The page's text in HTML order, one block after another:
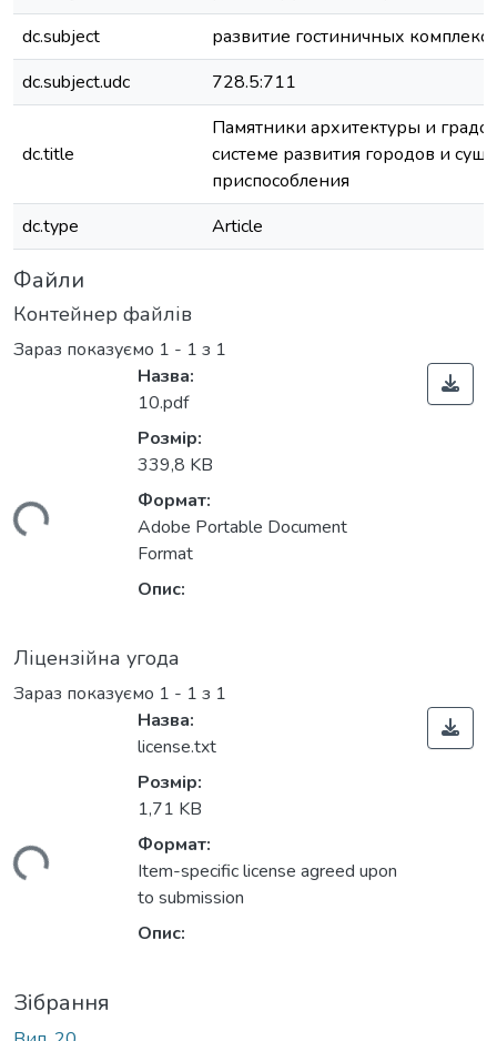
dc.subject
развитие гостиничных
dc.subject.udc
728.5:711
dc.title
Памятники архитектуры и
системе развития городов и
приспособления
dc.type
Article
Файли
Контейнер файлів
Зараз показуємо 1 - 1 з 1
Назва:
10.pdf
Розмір:
339,8 KB
Формат:
Adobe Portable Document
Format
Опис:
Ліцензійна угода
Зараз показуємо 1 - 1 з 1
Назва:
license.txt
Розмір:
1,71 KB
Формат:
Item-specific license agreed upon
to submission
Опис:
Зібрання